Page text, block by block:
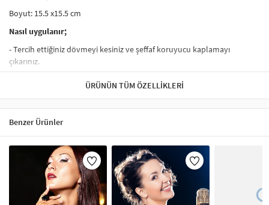
Boyut: 15.5 x15.5 cm
Nasıl uygulanır;
- Tercih ettiğiniz dövmeyi kesiniz ve şeffaf koruyucu kaplamayı
çıkarınız.
- Dövme yapacağınız yere, dövmeyi yüz üstü yerleştiriniz.
- Su ile dövmeyi iyice ıslatınız.
- 20-30 saniye bekledikten sonra dövme kağıdını kaldırınız.
- Dövme yapılan alanı kurumaya bırakınız.
Çıkartılması;
- Alkol, yağlı krem ile ovalıyınız.
- Üzerine bant yapıştırıp çekerekte çıkartılabilir.
Hassas ve alerjik ciltlerin kullanması önerilmez.
ÜRÜNÜN TÜM ÖZELLIKLERI
Benzer Ürünler